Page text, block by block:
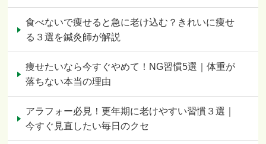
食べないで痩せると急に老け込む？きれいに痩せ
る３選を鍼灸師が解説
痩せたいなら今すぐやめて！NG習慣5選｜体重が
落ちない本当の理由
アラフォー必見！更年期に老けやすい習慣３選｜
今すぐ見直したい毎日のクセ